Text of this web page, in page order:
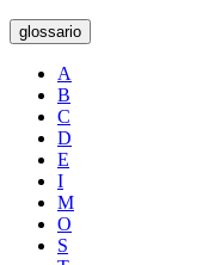
glossario
A
B
C
D
E
I
M
O
S